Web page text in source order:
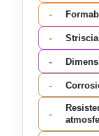
-
-
-
-
-